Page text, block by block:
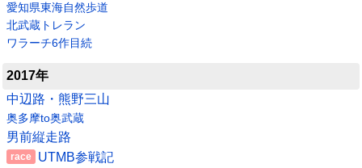
愛知県東海自然歩道
北武蔵トレラン
ワラーチ6作目続
2017年
中辺路・熊野三山
奥多摩to奥武蔵
男前縦走路
UTMB参戦記